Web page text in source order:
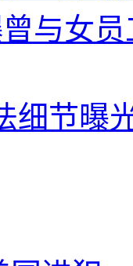
与女
细节